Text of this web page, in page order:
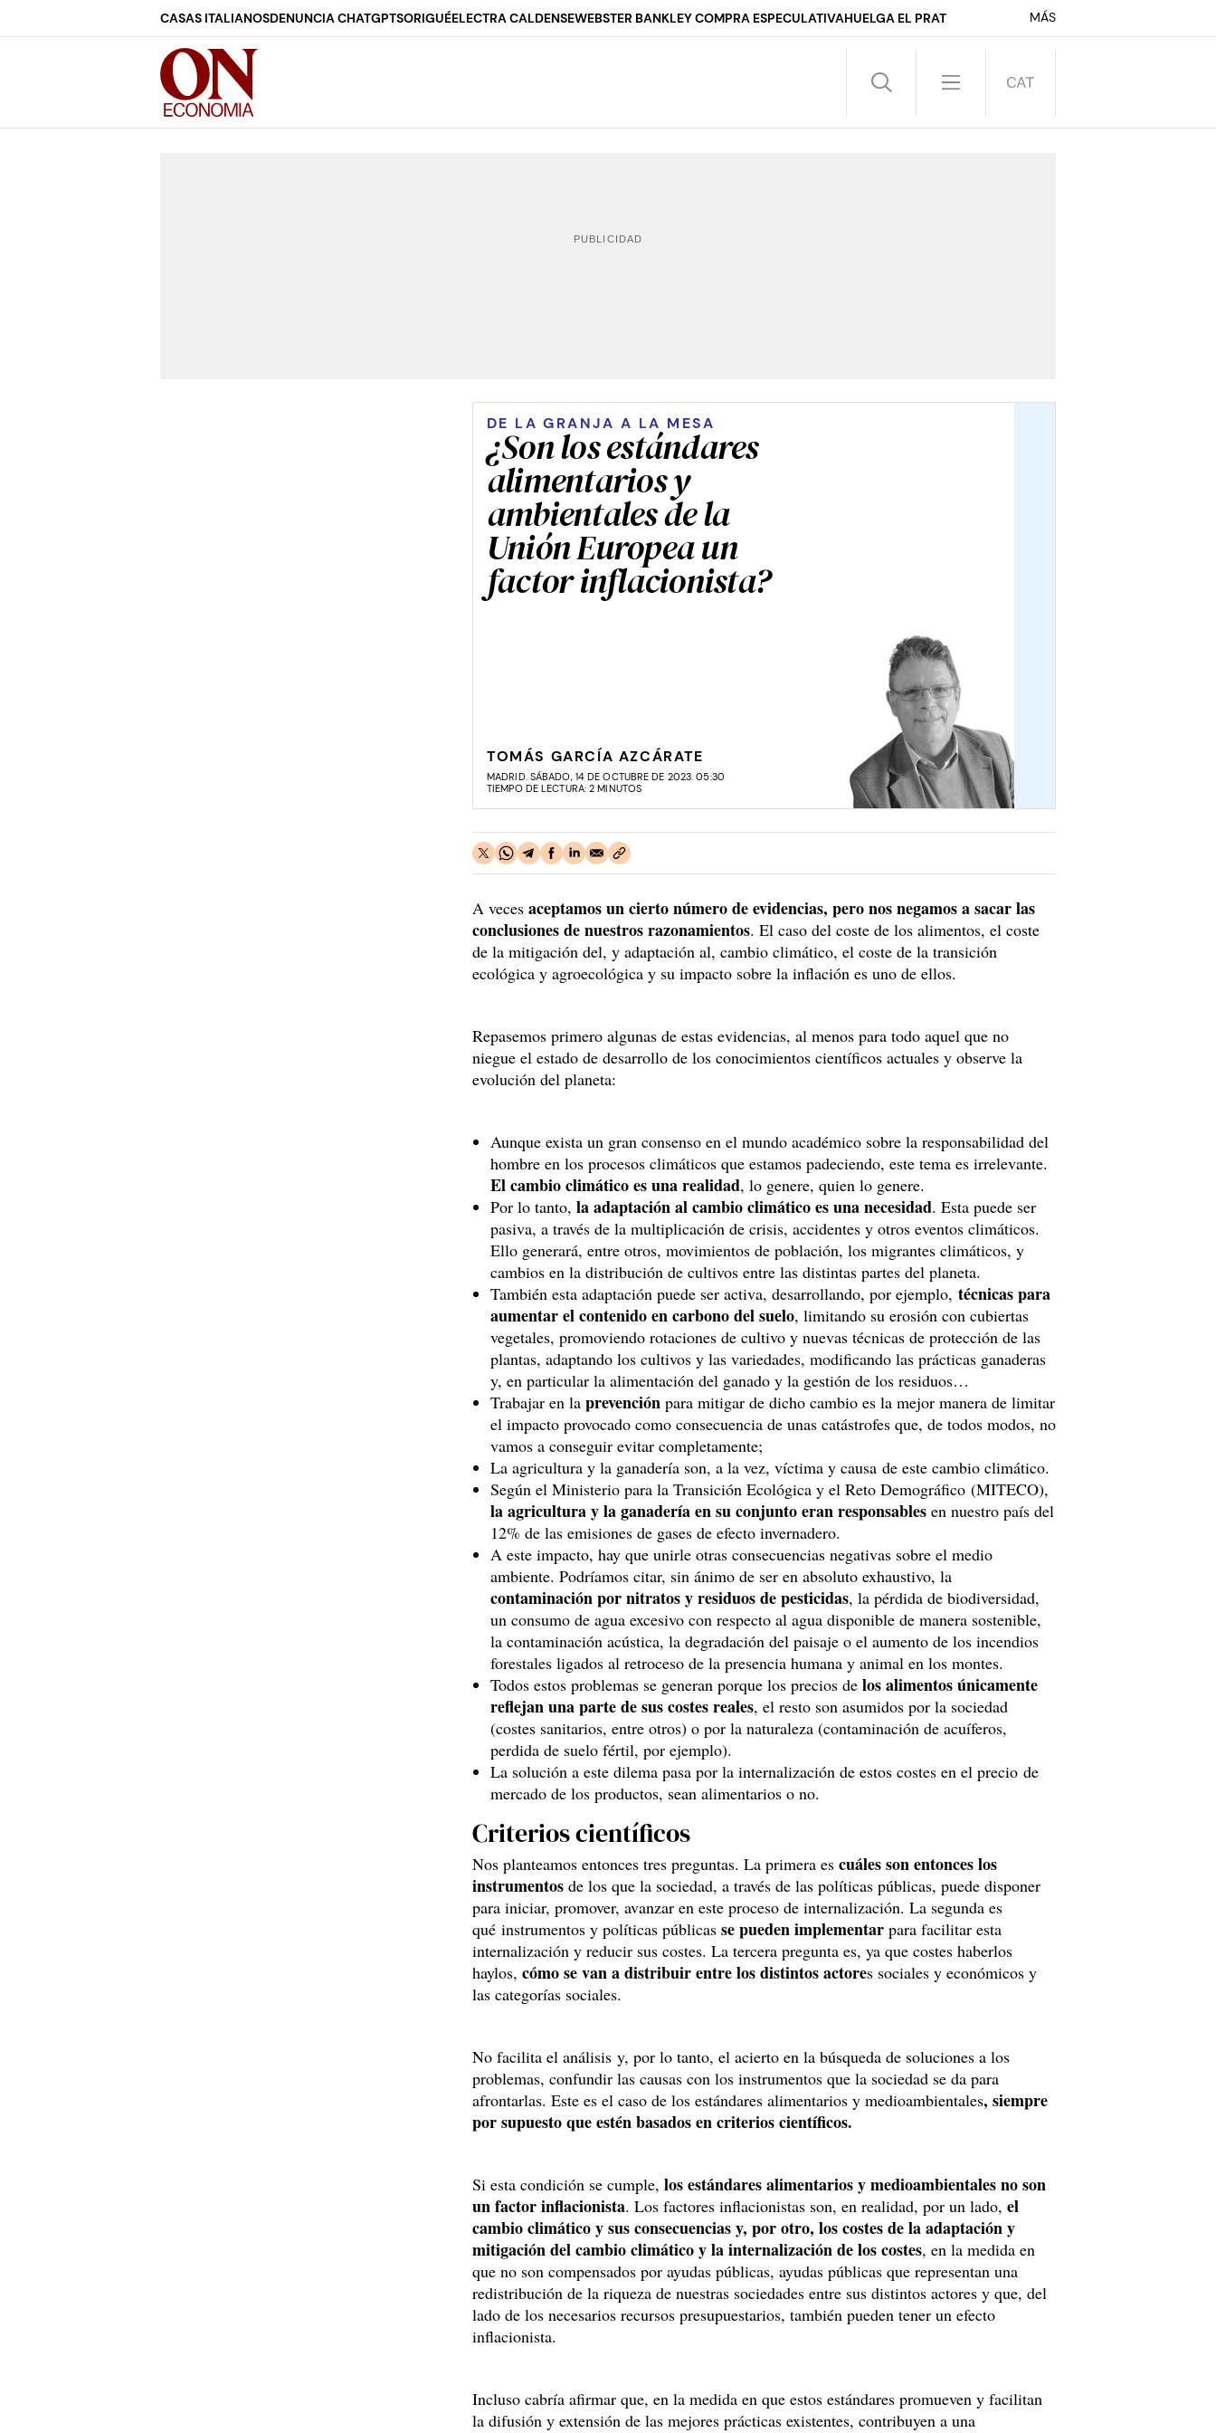
CASAS ITALIANOSDENUNCIA CHATGPTSORIGUÉELECTRA CALDENSEWEBSTER BANKLEY COMPRA ESPECULATIVAHUELGA EL PRAT MÁS
DE LA GRANJA A LA MESA
¿Son los estándares
alimentarios y
ambientales de la
Unión Europea un
factor inflacionista?
TOMÁS GARCÍA AZCÁRATE
MADRID. SÁBADO, 14 DE OCTUBRE DE 2023. 05:30
TIEMPO DE LECTURA: 2 MINUTOS
A veces aceptamos un cierto número de evidencias, pero nos negamos a sacar las
conclusiones de nuestros razonamientos. El caso del coste de los alimentos, el coste
de la mitigación del, y adaptación al, cambio climático, el coste de la transición
ecológica y agroecológica y su impacto sobre la inflación es uno de ellos.
Repasemos primero algunas de estas evidencias, al menos para todo aquel que no
niegue el estado de desarrollo de los conocimientos científicos actuales y observe la
evolución del planeta:
Aunque exista un gran consenso en el mundo académico sobre la responsabilidad del
hombre en los procesos climáticos que estamos padeciendo, este tema es irrelevante.
El cambio climático es una realidad, lo genere, quien lo genere.
Por lo tanto, la adaptación al cambio climático es una necesidad. Esta puede ser
pasiva, a través de la multiplicación de crisis, accidentes y otros eventos climáticos.
Ello generará, entre otros, movimientos de población, los migrantes climáticos, y
cambios en la distribución de cultivos entre las distintas partes del planeta.
También esta adaptación puede ser activa, desarrollando, por ejemplo, técnicas para
aumentar el contenido en carbono del suelo, limitando su erosión con cubiertas
vegetales, promoviendo rotaciones de cultivo y nuevas técnicas de protección de las
plantas, adaptando los cultivos y las variedades, modificando las prácticas ganaderas
y, en particular la alimentación del ganado y la gestión de los residuos…
Trabajar en la prevención para mitigar de dicho cambio es la mejor manera de limitar
el impacto provocado como consecuencia de unas catástrofes que, de todos modos, no
vamos a conseguir evitar completamente;
La agricultura y la ganadería son, a la vez, víctima y causa de este cambio climático.
Según el Ministerio para la Transición Ecológica y el Reto Demográfico (MITECO),
la agricultura y la ganadería en su conjunto eran responsables en nuestro país del
12% de las emisiones de gases de efecto invernadero.
A este impacto, hay que unirle otras consecuencias negativas sobre el medio
ambiente. Podríamos citar, sin ánimo de ser en absoluto exhaustivo, la
contaminación por nitratos y residuos de pesticidas, la pérdida de biodiversidad,
un consumo de agua excesivo con respecto al agua disponible de manera sostenible,
la contaminación acústica, la degradación del paisaje o el aumento de los incendios
forestales ligados al retroceso de la presencia humana y animal en los montes.
Todos estos problemas se generan porque los precios de los alimentos únicamente
reflejan una parte de sus costes reales, el resto son asumidos por la sociedad
(costes sanitarios, entre otros) o por la naturaleza (contaminación de acuíferos,
perdida de suelo fértil, por ejemplo).
La solución a este dilema pasa por la internalización de estos costes en el precio de
mercado de los productos, sean alimentarios o no.
Criterios científicos
Nos planteamos entonces tres preguntas. La primera es cuáles son entonces los
instrumentos de los que la sociedad, a través de las políticas públicas, puede disponer
para iniciar, promover, avanzar en este proceso de internalización. La segunda es
qué instrumentos y políticas públicas se pueden implementar para facilitar esta
internalización y reducir sus costes. La tercera pregunta es, ya que costes haberlos
haylos, cómo se van a distribuir entre los distintos actores sociales y económicos y
las categorías sociales.
No facilita el análisis y, por lo tanto, el acierto en la búsqueda de soluciones a los
problemas, confundir las causas con los instrumentos que la sociedad se da para
afrontarlas. Este es el caso de los estándares alimentarios y medioambientales, siempre
por supuesto que estén basados en criterios científicos.
Si esta condición se cumple, los estándares alimentarios y medioambientales no son
un factor inflacionista. Los factores inflacionistas son, en realidad, por un lado, el
cambio climático y sus consecuencias y, por otro, los costes de la adaptación y
mitigación del cambio climático y la internalización de los costes, en la medida en
que no son compensados por ayudas públicas, ayudas públicas que representan una
redistribución de la riqueza de nuestras sociedades entre sus distintos actores y que, del
lado de los necesarios recursos presupuestarios, también pueden tener un efecto
inflacionista.
Incluso cabría afirmar que, en la medida en que estos estándares promueven y facilitan
la difusión y extensión de las mejores prácticas existentes, contribuyen a una